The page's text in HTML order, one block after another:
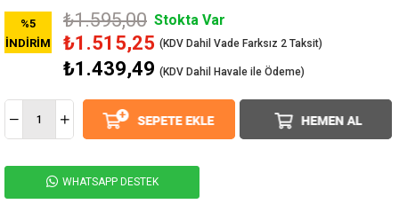
%5
İNDIRIM
₺1.595,00 Stokta Var
₺1.515,25
₺1.439,49 (KDV Dahil Havale ile Ödeme)
WHATSAPP DESTEK